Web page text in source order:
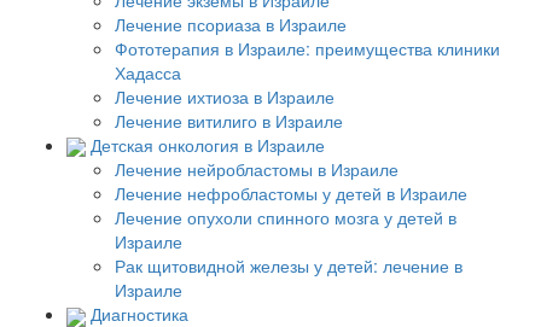
Лечение псориаза в Израиле
Фототерапия в Израиле: преимущества клиники
Хадасса
Лечение ихтиоза в Израиле
Лечение витилиго в Израиле
Детская онкология в Израиле
Лечение нейробластомы в Израиле
Лечение нефробластомы у детей в Израиле
Лечение опухоли спинного мозга у детей в
Израиле
Рак щитовидной железы у детей: лечение в
Израиле
Диагностика